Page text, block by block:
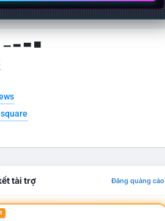
▁ ▂ ▃ ▄
tài trợ Đăng quảng cáo